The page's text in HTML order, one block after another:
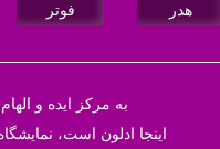
هدر فوتر
به مرکز ایده و
اینجا ادلون است،